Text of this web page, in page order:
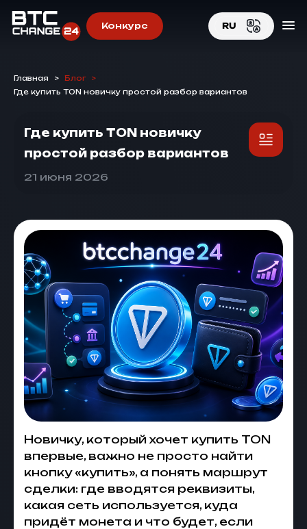
Конкурс RU
RU
Главная > Блог
>
Где купить TON новичку простой разбор вариантов
Где купить TON новичку
простой разбор вариантов
21 июня 2026
Новичку, который хочет купить TON
впервые, важно не просто найти
кнопку «купить», а понять маршрут
сделки: где вводятся реквизиты,
какая сеть используется, куда
придёт монета и что будет, если